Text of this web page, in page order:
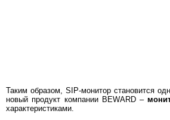
Таким образом, SIP-монитор становится
новый продукт компании BEWARD –
характеристиками.